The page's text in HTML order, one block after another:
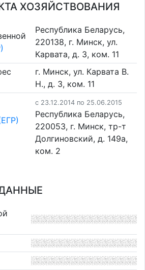
ХОЗЯЙСТВОВАНИЯ
Республика Беларусь,
220138, г. Минск, ул.
Карвата, д. 3, ком. 11
г. Минск, ул. Карвата В.
Н., д. 3, ком. 11
c 23.12.2014 по 25.06.2015
Республика Беларусь,
220053, г. Минск, тр-т
Долгиновский, д. 149а,
ком. 2